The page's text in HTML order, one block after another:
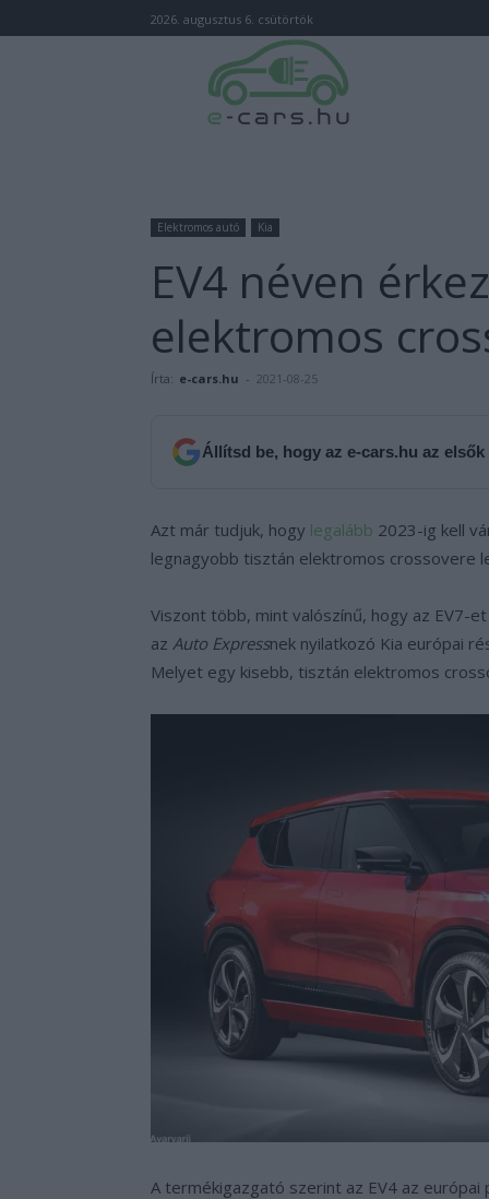
2026. augusztus 6. csütörtök
Elektromos autó Kia
EV4 néven
elektromos
Írta: e-cars.hu - 2021-08-25
Állítsd be, hogy az e-cars.hu az
Azt már tudjuk, hogy legalább 2023-ig kell
legnagyobb tisztán elektromos crossovere
Viszont több, mint valószínű, hogy az EV7-
az Auto Expressnek nyilatkozó Kia európai
Melyet egy kisebb, tisztán elektromos
A termékigazgató szerint az EV4 az